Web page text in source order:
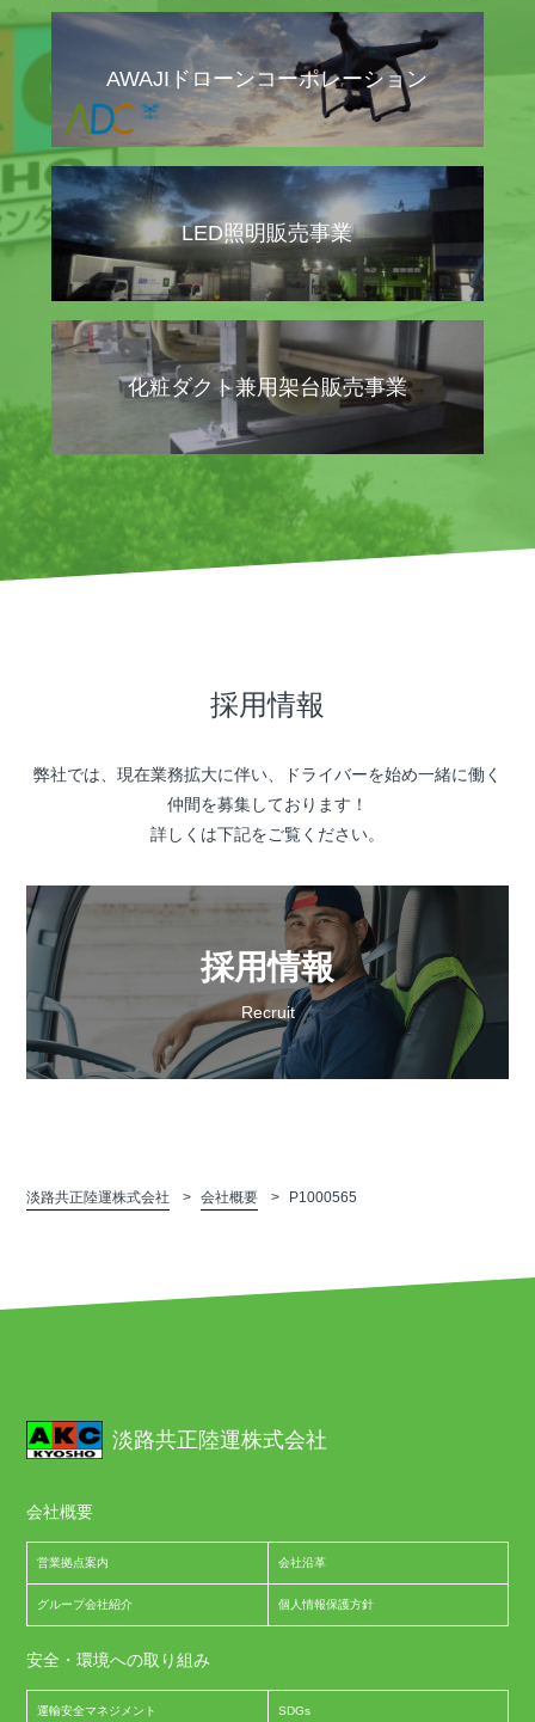
AWAJIドローンコーポレーション
LED照明販売事業
化粧ダクト兼用架台販売事業
採用情報
弊社では、現在業務拡大に伴い、ドライバーを始め一緒に働く
仲間を募集しております！
詳しくは下記をご覧ください。
採用情報
Recruit
淡路共正陸運株式会社 会社概要 P1000565
淡路共正陸運株式会社
会社概要
営業拠点案内 会社沿革
グループ会社紹介 個人情報保護方針
安全・環境への取り組み
運輸安全マネジメント SDGs